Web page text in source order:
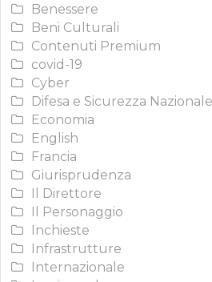
Benessere
Beni Culturali
Contenuti Premium
covid-19
Cyber
Difesa e Sicurezza Nazionale
Economia
English
Francia
Giurisprudenza
Il Direttore
Il Personaggio
Inchieste
Infrastrutture
Internazionale